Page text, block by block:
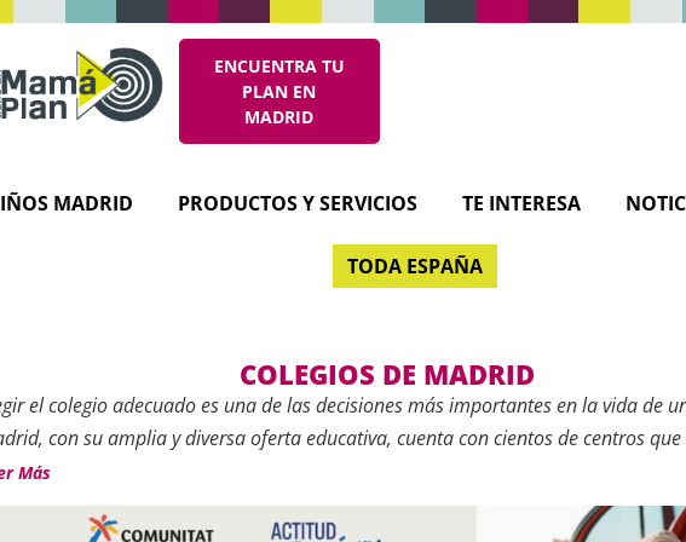
ENCUENTRA TU
PLAN EN
MADRID
MADRID PRODUCTOS Y SERVICIOS TE INTERESA
TODA ESPAÑA
COLEGIOS DE MADRID
el colegio adecuado es una de las decisiones más importantes en la vida de
con su amplia y diversa oferta educativa, cuenta con cientos de centros
proyectos pedagógicos, metodologías, idiomas y servicios
un planqueremos acompañarte en este proceso con una guía clara,
principalescolegios de Madrid.
Más